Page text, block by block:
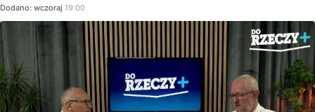
Dodano: wczoraj 19:00